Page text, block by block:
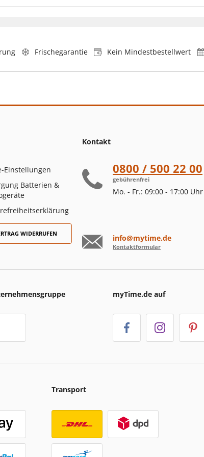
Frischegarantie Kein Mindestbestellwert
Einstellungen
Batterien &
WIDERRUFEN
Kontakt
0800 / 500 22 00
gebührenfrei
Mo. - Fr.: 09:00 - 17:00 Uhr
info@mytime.de
Kontaktformular
myTime.de auf
Transport